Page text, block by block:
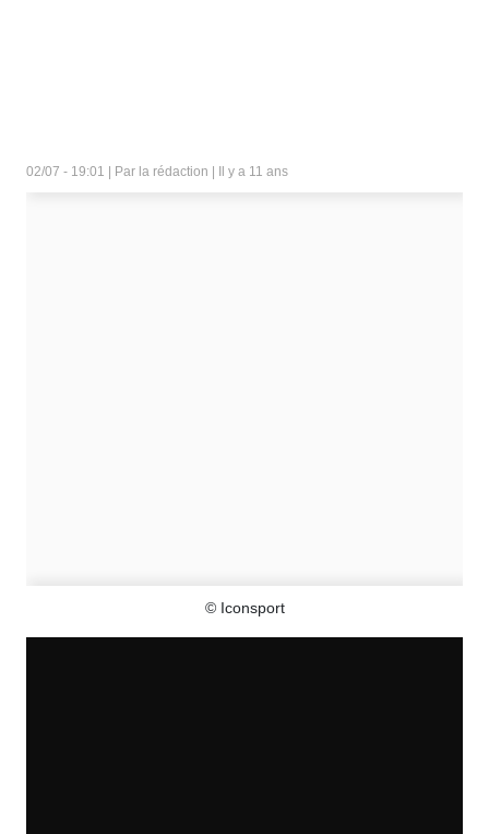
02/07 - 19:01 | Par la rédaction | Il y a 11 ans
© Iconsport